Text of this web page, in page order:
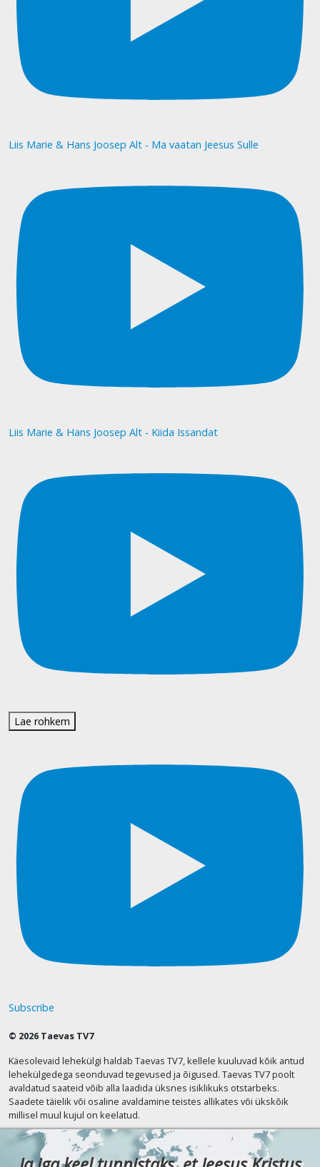
Liis Marie & Hans Joosep Alt - Ma vaatan Jeesus Sulle
Liis Marie & Hans Joosep Alt - Kiida Issandat
Lae rohkem
Subscribe
© 2026 Taevas TV7
Käesolevaid lehekülgi haldab Taevas TV7, kellele kuuluvad kõik antud
lehekülgedega seonduvad tegevused ja õigused. Taevas TV7 poolt
avaldatud saateid võib alla laadida üksnes isiklikuks otstarbeks.
Saadete täielik või osaline avaldamine teistes allikates või ükskõik
millisel muul kujul on keelatud.